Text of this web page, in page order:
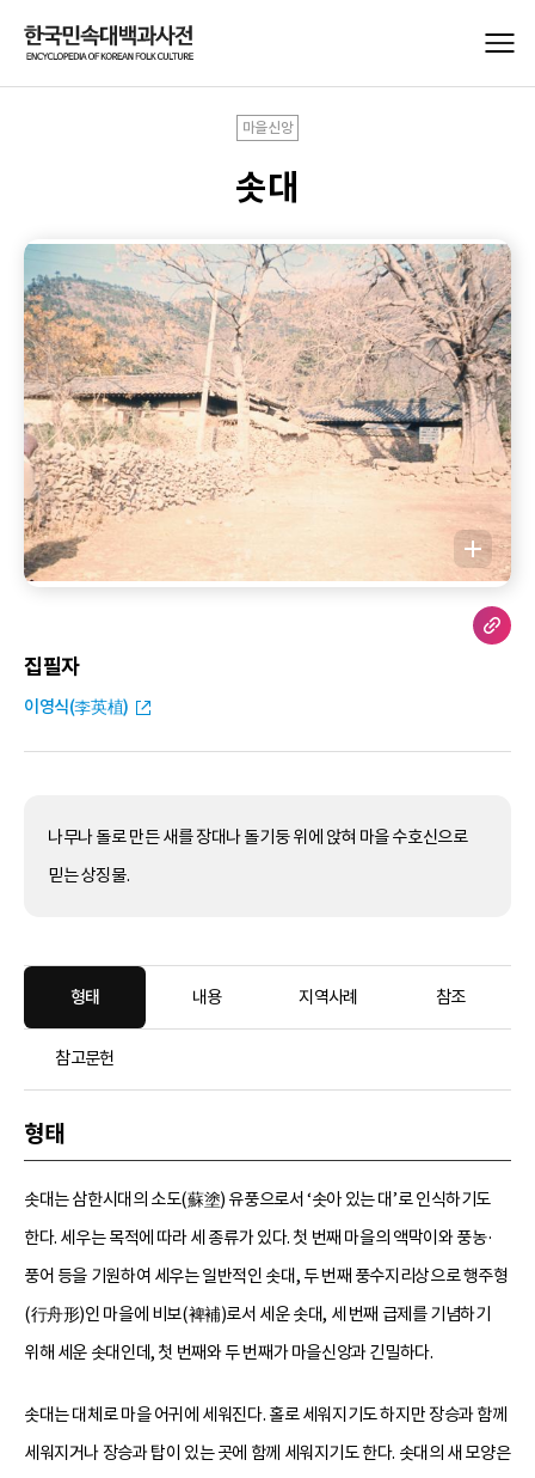
마을신앙
솟대
집필자
이영식(李英植)
나무나 돌로 만든 새를 장대나 돌기둥 위에 앉혀 마을 수호신으로
믿는 상징물.
형태 내용 지역사례 참조
참고문헌
형태
솟대는 삼한시대의 소도(蘇塗) 유풍으로서 ‘솟아 있는 대’로 인식하기도
한다. 세우는 목적에 따라 세 종류가 있다. 첫 번째 마을의 액막이와 풍농·
풍어 등을 기원하여 세우는 일반적인 솟대, 두 번째 풍수지리상으로 행주형
(行舟形)인 마을에 비보(裨補)로서 세운 솟대, 세 번째 급제를 기념하기
위해 세운 솟대인데, 첫 번째와 두 번째가 마을신앙과 긴밀하다.
솟대는 대체로 마을 어귀에 세워진다. 홀로 세워지기도 하지만 장승과 함께
세워지거나 장승과 탑이 있는 곳에 함께 세워지기도 한다. 솟대의 새 모양은